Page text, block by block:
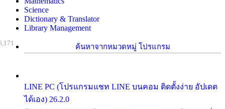
Science
Dictionary & Translator
Library Management
ค้นหาจากหมวดหมู่ โปรแกรม
LINE PC (โปรแกรมแชท LINE บนคอม ติดตั้งง่าย อัปเดต
ได้เอง) 26.2.0